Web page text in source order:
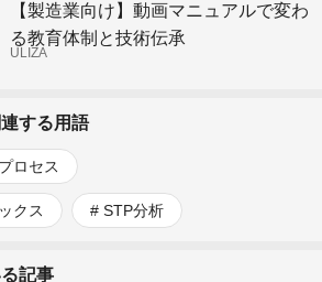
【製造業向け】動画マニュアルで変わ
る教育体制と技術伝承
ULIZA
する用語
ロセス
クス STP分析
記事